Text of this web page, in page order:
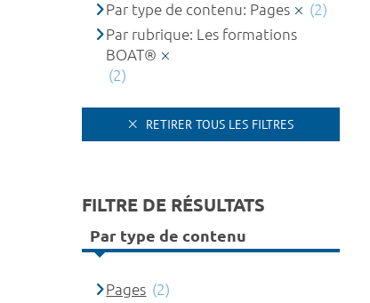
Par type de contenu: Pages
(2)
Par rubrique: Les formations
BOAT®
(2)
RETIRER TOUS LES FILTRES
FILTRE DE RÉSULTATS
Par type de contenu
Pages (2)